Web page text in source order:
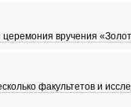
Нобелевскую премию
2»
церемония вручения
теракт в США
факультетов и